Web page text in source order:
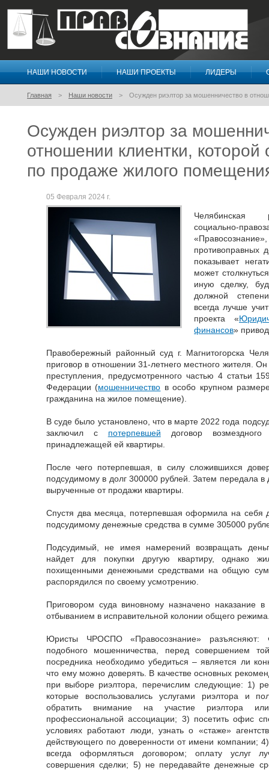
Правосознание
НАШИ НОВОСТИ НАШИ ПРОЕКТЫ ЛИДЕРЫ
Главная Наши новости Осужден риэлтор за мошенничество в
Осужден риэлтор за
отношении клиентки, которой
по продаже жилого
05 Февраля 2024 г.
Челябинская
социально-
показывает
может
иную сделку,
должной
всегда лучше
проекта «
финансов»
Правобережный районный суд г. Магнитогорска
приговор в отношении 31-летнего местного жителя.
преступления, предусмотренного частью 4 статьи
Федерации (мошенничество в особо крупном
гражданина на жилое помещение).
В суде было установлено, что в марте 2022 года
заключил с потерпевшей договор
принадлежащей ей квартиры.
После чего потерпевшая, в силу сложившихся
подсудимому в долг 300000 рублей. Затем передала
вырученные от продажи квартиры.
Спустя два месяца, потерпевшая оформила на себя
подсудимому денежные средства в сумме 305000
Подсудимый, не имея намерений возвращать
найдет для покупки другую квартиру, однако
похищенными денежными средствами на общую
распорядился по своему усмотрению.
Приговором суда виновному назначено наказание
отбыванием в исправительной колонии общего
Юристы ЧРОСПО «Правосознание» разъясняют:
подобного мошенничества, перед совершением
посредника необходимо убедиться – является ли
что ему можно доверять. В качестве основных
при выборе риэлтора, перечислим следующие: 1)
которые воспользовались услугами риэлтора и
обратить внимание на участие риэлтора
профессиональной ассоциации; 3) посетить офис
условиях работают люди, узнать о «стаже»
действующего по доверенности от имени компании;
всегда оформляться договором; оплату услуг
совершения сделки; 5) не передавайте денежные